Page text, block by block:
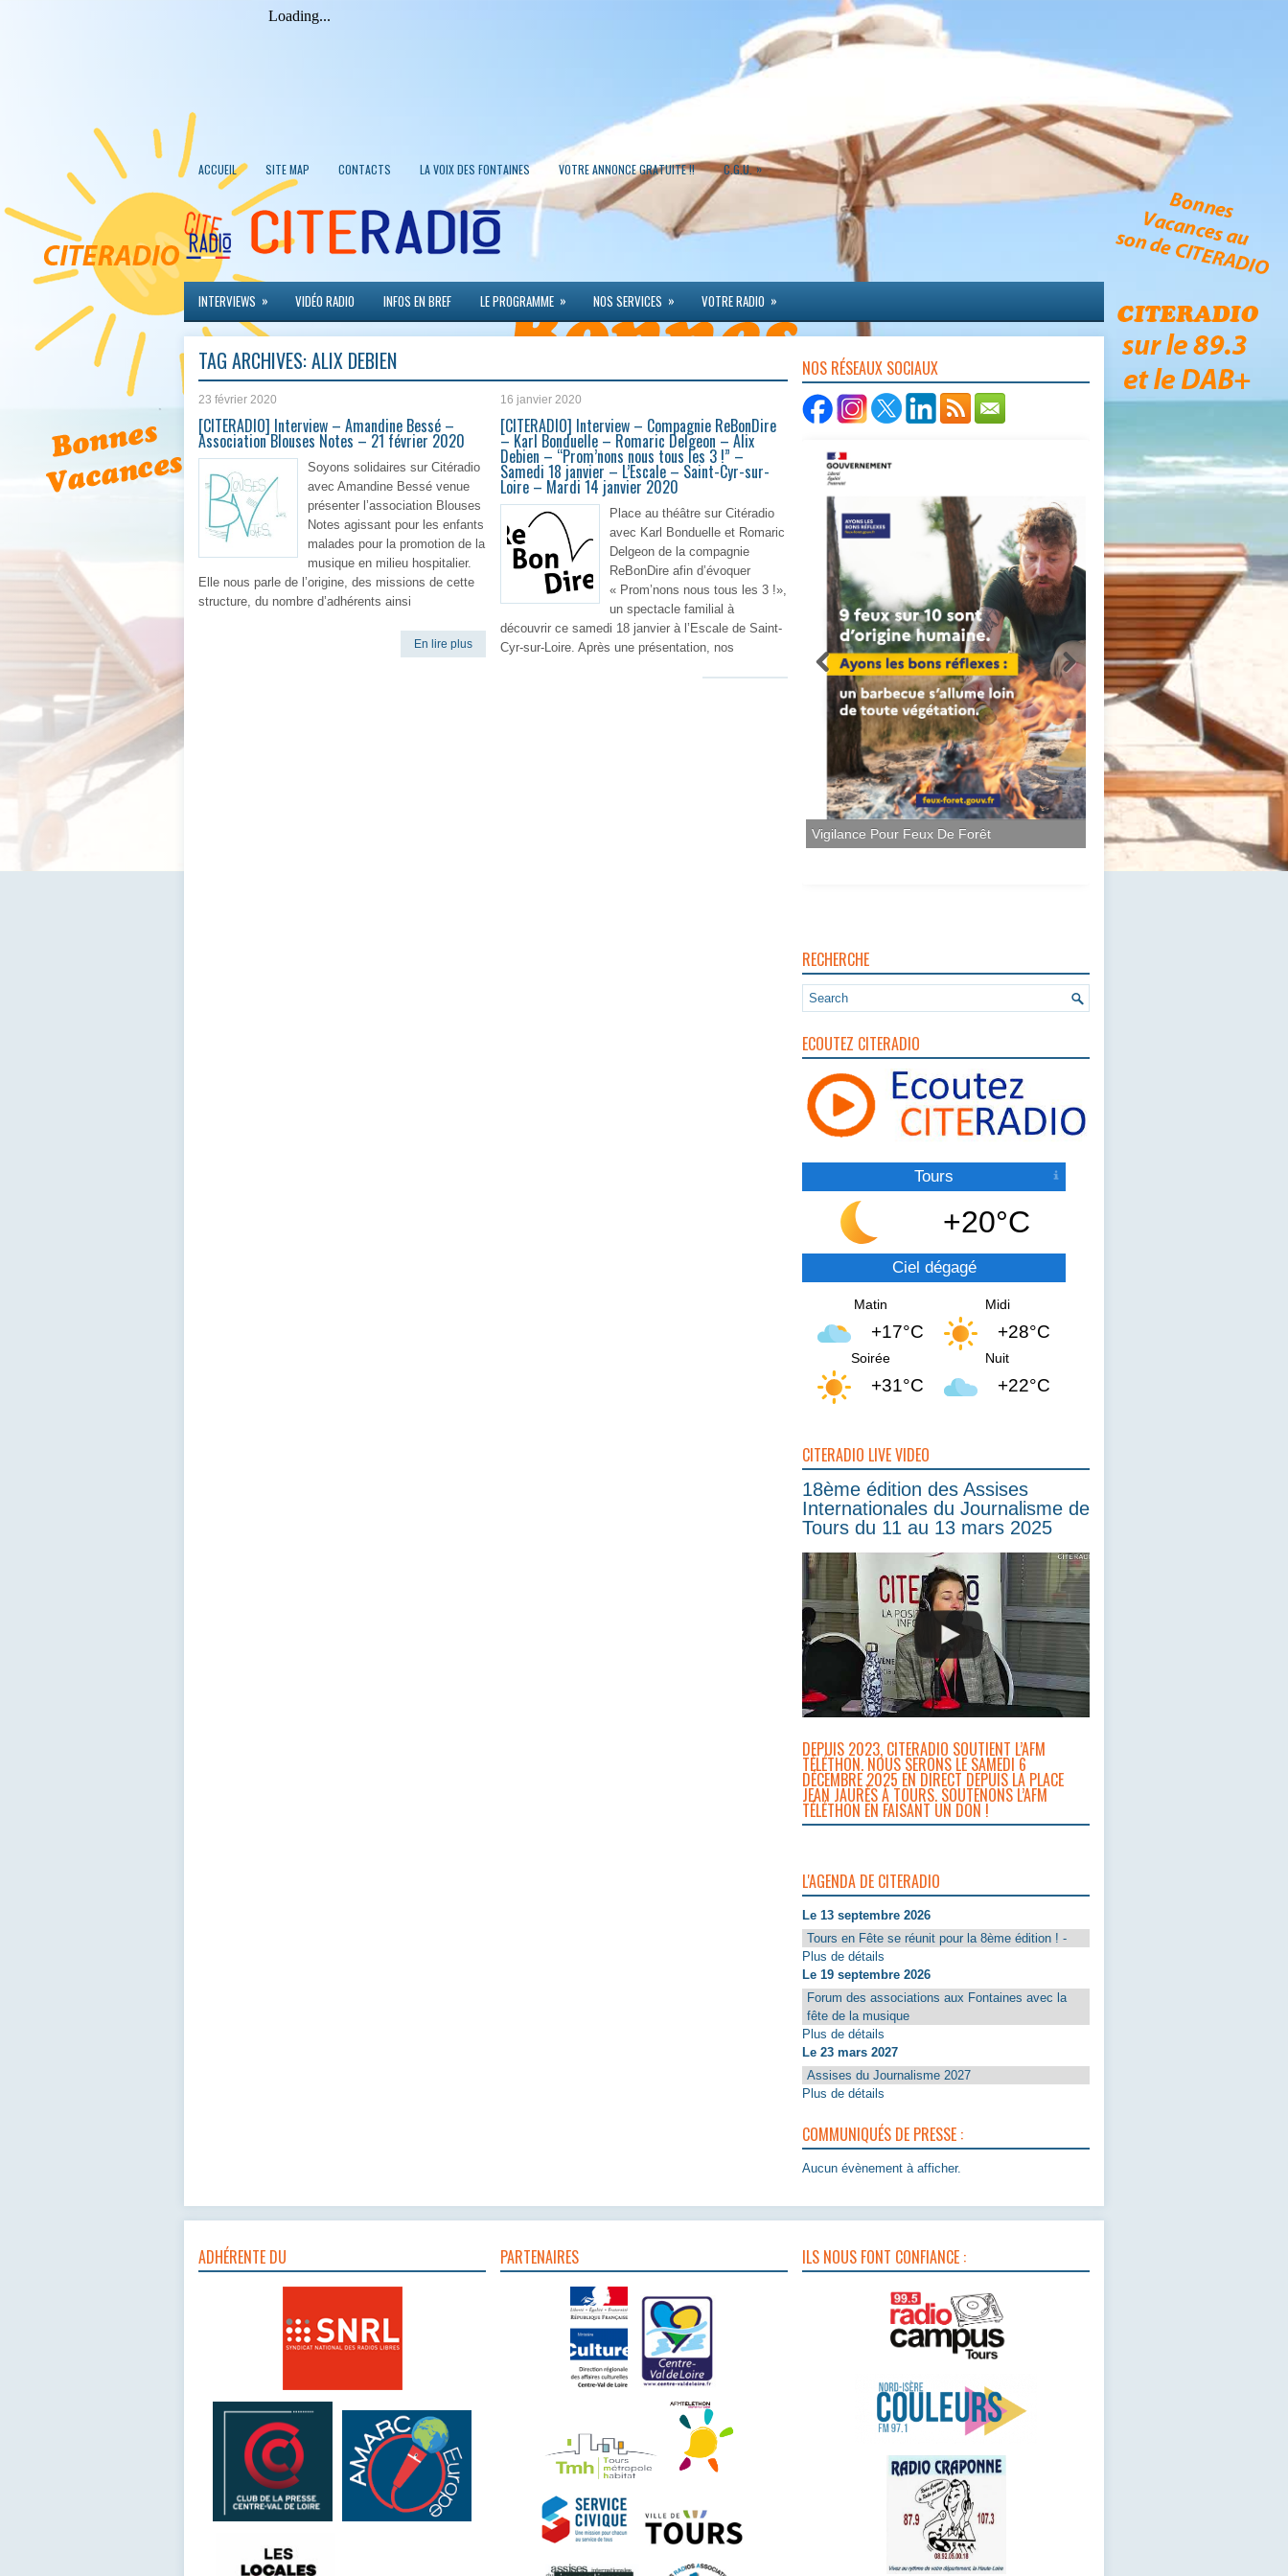
ACCUEIL SITE MAP CONTACTS LA VOIX DES FONTAINES VOTRE ANNONCE GRATUITE !! C.G.U. »
INTERVIEWS » VIDÉO RADIO INFOS EN BREF LE PROGRAMME » NOS SERVICES » VOTRE RADIO »
TAG ARCHIVES:ALIX DEBIEN
23 février 2020
[CITERADIO] Interview – Amandine Bessé –
Association Blouses Notes – 21 février 2020
Soyons solidaires sur Citéradio
avec Amandine Bessé venue
présenter l’association Blouses
Notes agissant pour les enfants
malades pour la promotion de la
musique en milieu hospitalier.
Elle nous parle de l’origine, des missions de cette
structure, du nombre d’adhérents ainsi
En lire plus
16 janvier 2020
[CITERADIO] Interview – Compagnie ReBonDire
– Karl Bonduelle – Romaric Delgeon – Alix
Debien – “Prom’nons nous tous les 3 !” –
Samedi 18 janvier – L’Escale – Saint-Cyr-sur-
Loire – Mardi 14 janvier 2020
Place au théâtre sur Citéradio
avec Karl Bonduelle et Romaric
Delgeon de la compagnie
ReBonDire afin d’évoquer
« Prom’nons nous tous les 3 !»,
un spectacle familial à
découvrir ce samedi 18 janvier à l’Escale de Saint-
Cyr-sur-Loire. Après une présentation, nos
NOS RÉSEAUX SOCIAUX
Vigilance Pour Feux De Forêt
RECHERCHE
ECOUTEZ CITERADIO
Tours
+20°C
Ciel dégagé
Matin
+17°C
Midi
+28°C
Soirée
+31°C
Nuit
+22°C
CITERADIO LIVE VIDEO
18ème édition des Assises
Internationales du Journalisme de
Tours du 11 au 13 mars 2025
DEPUIS 2023, CITERADIO SOUTIENT L’AFM
TÉLÉTHON. NOUS SERONS LE SAMEDI 6
DÉCEMBRE 2025 EN DIRECT DEPUIS LA PLACE
JEAN JAURÈS À TOURS. SOUTENONS L’AFM
TÉLÉTHON EN FAISANT UN DON !
L'AGENDA DE CITERADIO
Le 13 septembre 2026
Tours en Fête se réunit pour la 8ème édition ! -
Plus de détails
Le 19 septembre 2026
Forum des associations aux Fontaines avec la
fête de la musique
Plus de détails
Le 23 mars 2027
Assises du Journalisme 2027
Plus de détails
COMMUNIQUÉS DE PRESSE :
Aucun évènement à afficher.
ADHÉRENTE DU PARTENAIRES ILS NOUS FONT CONFIANCE :